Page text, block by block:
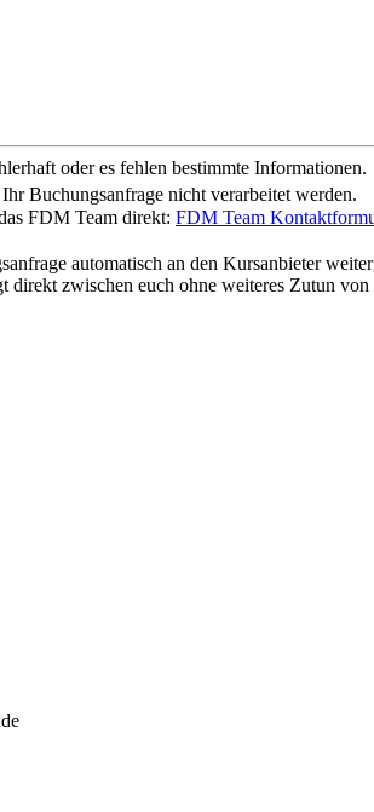
oder es fehlen bestimmte Informationen.
Buchungsanfrage nicht verarbeitet werden.
FDM Team direkt: FDM Team
automatisch an den Kursanbieter
zwischen euch ohne weiteres Zutun